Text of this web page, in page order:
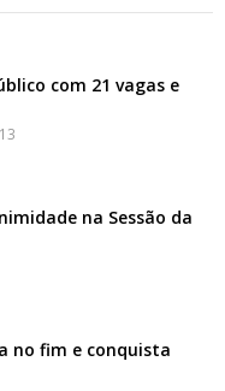
com 21 vagas e
na Sessão da
no fim e conquista